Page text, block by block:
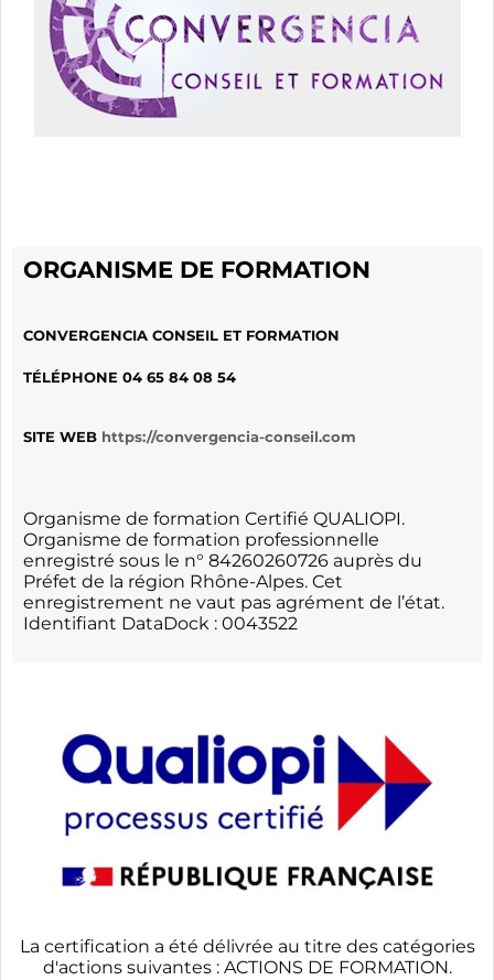
ORGANISME DE FORMATION
CONVERGENCIA CONSEIL ET FORMATION
TÉLÉPHONE 04 65 84 08 54
SITE WEB https://convergencia-conseil.com
Organisme de formation Certifié QUALIOPI.
Organisme de formation professionnelle
enregistré sous le n° 84260260726 auprès du
Préfet de la région Rhône-Alpes. Cet
enregistrement ne vaut pas agrément de l’état.
Identifiant DataDock : 0043522
La certification a été délivrée au titre des catégories
d'actions suivantes : ACTIONS DE FORMATION.